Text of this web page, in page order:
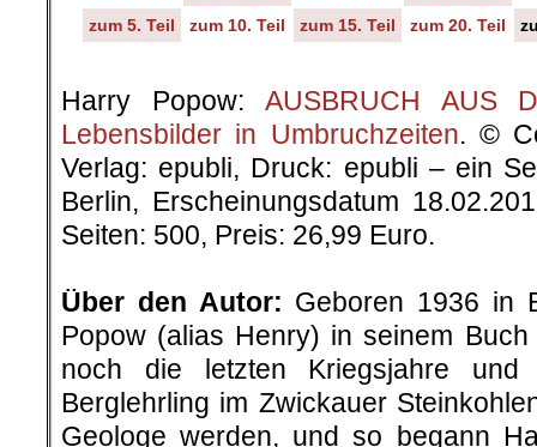
zum 5. Teil
zum 10. Teil zum 15. Teil zum 20. Teil
Harry Popow: AUSBRUCH AUS
Lebensbilder in Umbruchzeiten. ©
Verlag: epubli, Druck: epubli – ein
Berlin, Erscheinungsdatum
Seiten: 500, Preis: 26,99 Euro.
Über den Autor: Geboren 1936 in
Popow (alias Henry) in seinem Buch
noch die letzten Kriegsjahre
Berglehrling im Zwickauer
Geologe werden, und so begann